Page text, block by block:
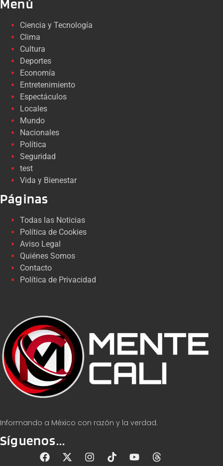
Informando a México con razón y la verdad.
Síguenos...
Menú
Ciencia y Tecnología
Clima
Cultura
Deportes
Economía
Entretenimiento
Espectáculos
Locales
Mundo
Nacionales
Política
Seguridad
test
Vida y Bienestar
Páginas
Todas las Noticias
Política de Cookies
Aviso Legal
Quiénes Somos
Contacto
Política de Privacidad